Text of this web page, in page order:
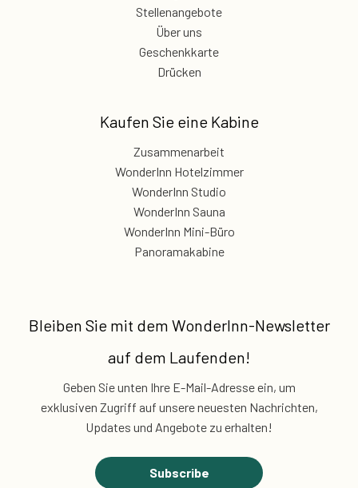
Stellenangebote
Über uns
Geschenkkarte
Drücken
Kaufen Sie eine Kabine
Zusammenarbeit
WonderInn Hotelzimmer
WonderInn Studio
WonderInn Sauna
WonderInn Mini-Büro
Panoramakabine
Bleiben Sie mit dem WonderInn-Newsletter
auf dem Laufenden!
Geben Sie unten Ihre E-Mail-Adresse ein, um
exklusiven Zugriff auf unsere neuesten Nachrichten,
Updates und Angebote zu erhalten!
Subscribe